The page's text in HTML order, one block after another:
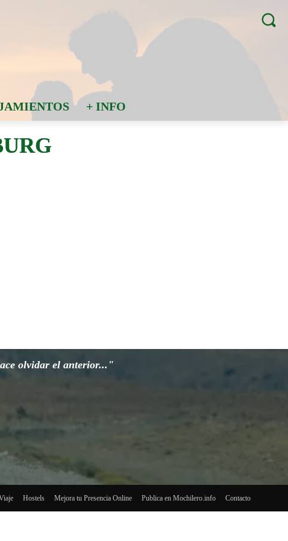
+ INFO
olvidar el anterior..."
Hostels Mejora tu Presencia Online Publica en Mochilero.info Contacto